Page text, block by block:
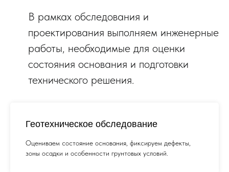
Геотехническое обследование
Оцениваем состояние основания, фиксируем дефекты,
зоны осадки и особенности грунтовых условий.